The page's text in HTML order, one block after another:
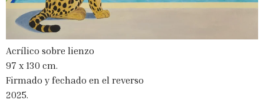
Acrílico sobre lienzo
97 x 130 cm.
Firmado y fechado en el reverso
2025.